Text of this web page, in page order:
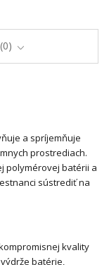
0
a spríjemňuje
prostrediach.
polymérovej batérii a
sústrediť na
kvality
batérie,